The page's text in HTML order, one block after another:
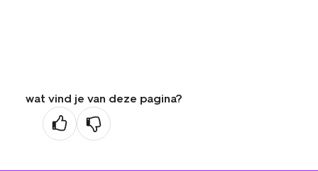
wat vind je van deze pagina?